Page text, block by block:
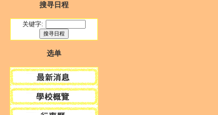
搜寻日程
关键字:
选单